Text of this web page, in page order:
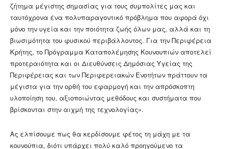
ζήτημα μέγιστης σημασίας για τους συμπολίτες μας και
ταυτόχρονα ένα πολυπαραγοντικό πρόβλημα που αφορά όχι
μόνο την υγεία και την ποιότητα ζωής όλων μας, αλλά και τη
βιωσιμότητα του φυσικού περιβάλλοντος. Για την Περιφέρεια
Κρήτης, το Πρόγραμμα Καταπολέμησης Κουνουπιών αποτελεί
προτεραιότητα και οι Διευθύνσεις Δημόσιας Υγείας της
Περιφέρειας και των Περιφερειακών Ενοτήτων πράττουν τα
μέγιστα για την ορθή του εφαρμογή και την απρόσκοπτη
υλοποίηση του, αξιοποιώντας μεθόδους και συστήματα που
βρίσκονται στην αιχμή της τεχνολογίας».
Ας ελπίσουμε πως θα κερδίσουμε φέτος τη μάχη με τα
κουνούπια, διότι υπάρχει πολύ καλό προηγούμενο τα